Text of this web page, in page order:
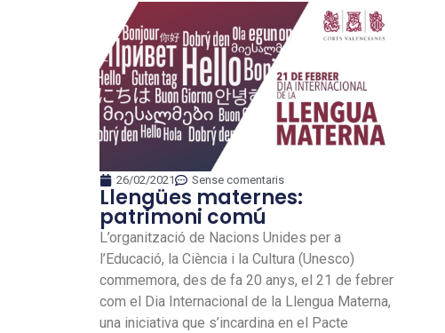
26/02/2021 Sense comentaris
Llengües maternes:
patrimoni comú
L’organització de Nacions Unides per a
l’Educació, la Ciència i la Cultura (Unesco)
commemora, des de fa 20 anys, el 21 de febrer
com el Dia Internacional de la Llengua Materna,
una iniciativa que s’incardina en el Pacte